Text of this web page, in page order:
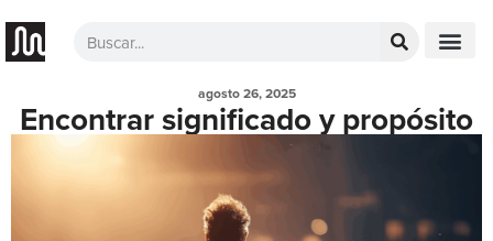
agosto 26, 2025
Encontrar significado y propósito